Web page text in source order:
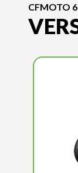
CFMOTO